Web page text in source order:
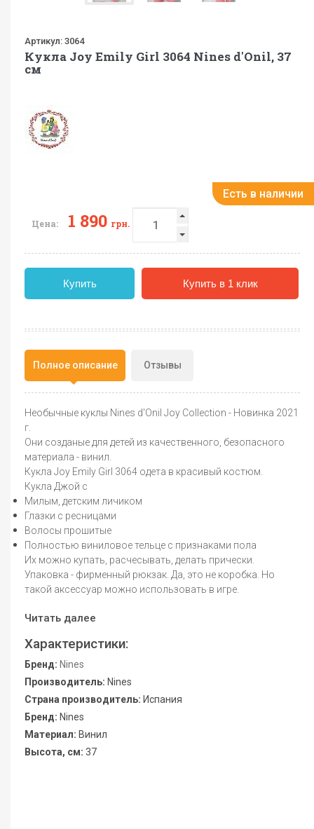
Артикул: 3064
Кукла Joy Emily Girl 3064 Nines d'Onil, 37
см
Есть в наличии
Цена: 1 890 грн.
Купить Купить в 1 клик
Полное описание Отзывы
Необычные куклы Nines d'Onil Joy Collection - Новинка 2021
г.
Они созданые для детей из качественного, безопасного
материала - винил.
Кукла Joy Emily Girl 3064 одета в красивый костюм.
Кукла Джой с
Милым, детским личиком
Глазки c ресницами
Волосы прошитые
Полностью виниловое тельце с признаками пола
Их можно купать, расчесывать, делать прически.
Упаковка - фирменный рюкзак. Да, это не коробка. Но
такой аксессуар можно использовать в игре.
Читать далее
Характеристики:
Бренд: Nines
Производитель: Nines
Страна производитель: Испания
Бренд: Nines
Материал: Винил
Высота, см: 37